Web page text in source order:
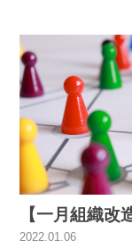
【一月組織改
2022.01.06